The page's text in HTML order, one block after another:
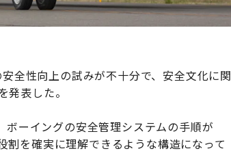
全性向上の試みが不十分で、安全文化に関
表した。
ーイングの安全管理システムの手順が
割を確実に理解できるような構造になって